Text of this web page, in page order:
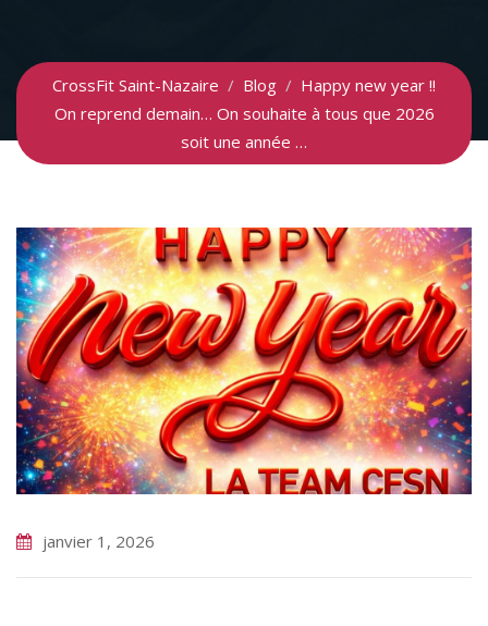
CrossFit Saint-Nazaire / Blog / Happy new year !!
On reprend demain… On souhaite à tous que 2026
soit une année …
janvier 1, 2026